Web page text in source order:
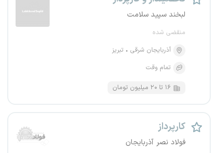
لبخند سپید سلامت
منقضی شده
آذربایجان شرقی
تبریز
تمام وقت
۱۶ تا ۲۰ میلیون تومان
کارپرداز
فولاد نصر آذربایجان